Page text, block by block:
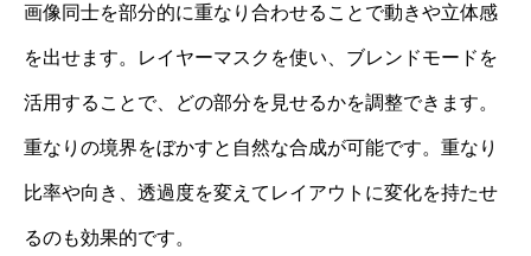
画像同士を部分的に重なり合わせることで動きや立体感
を出せます。レイヤーマスクを使い、ブレンドモードを
活用することで、どの部分を見せるかを調整できます。
重なりの境界をぼかすと自然な合成が可能です。重なり
比率や向き、透過度を変えてレイアウトに変化を持たせ
るのも効果的です。